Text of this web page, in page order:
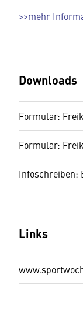
>>mehr
Downloads
Formular:
Formular:
Infoschreiben:
Links